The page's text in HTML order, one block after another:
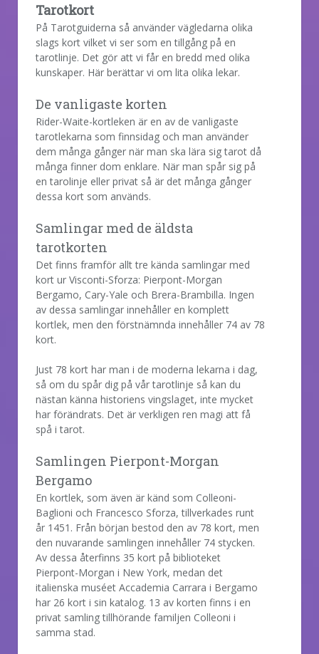
Tarotkort
På Tarotguiderna så använder vägledarna olika
slags kort vilket vi ser som en tillgång på en
tarotlinje. Det gör att vi får en bredd med olika
kunskaper. Här berättar vi om lita olika lekar.
De vanligaste korten
Rider-Waite-kortleken är en av de vanligaste
tarotlekarna som finnsidag och man använder
dem många gånger när man ska lära sig tarot då
många finner dom enklare. När man spår sig på
en tarolinje eller privat så är det många gånger
dessa kort som används.
Samlingar med de äldsta
tarotkorten
Det finns framför allt tre kända samlingar med
kort ur Visconti-Sforza: Pierpont-Morgan
Bergamo, Cary-Yale och Brera-Brambilla. Ingen
av dessa samlingar innehåller en komplett
kortlek, men den förstnämnda innehåller 74 av 78
kort.
Just 78 kort har man i de moderna lekarna i dag,
så om du spår dig på vår tarotlinje så kan du
nästan känna historiens vingslaget, inte mycket
har förändrats. Det är verkligen ren magi att få
spå i tarot.
Samlingen Pierpont-Morgan
Bergamo
En kortlek, som även är känd som Colleoni-
Baglioni och Francesco Sforza, tillverkades runt
år 1451. Från början bestod den av 78 kort, men
den nuvarande samlingen innehåller 74 stycken.
Av dessa återfinns 35 kort på biblioteket
Pierpont-Morgan i New York, medan det
italienska muséet Accademia Carrara i Bergamo
har 26 kort i sin katalog. 13 av korten finns i en
privat samling tillhörande familjen Colleoni i
samma stad.